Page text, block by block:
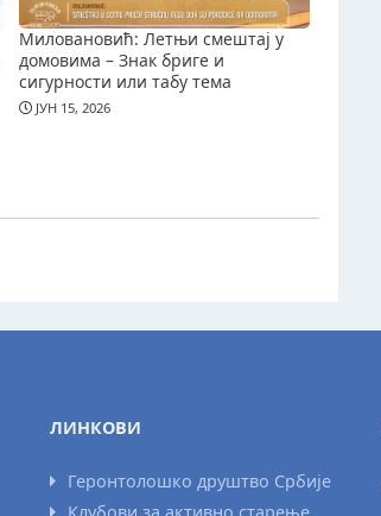
Миловановић: Летњи смештај у
домовима – Знак бриге и
сигурности или табу тема
ЈУН 15, 2026
ЛИНКОВИ
Геронтолошко друштво Србије
Клубови за активно старење